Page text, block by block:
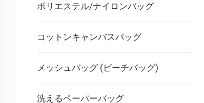
ポリエステル/ナイロンバッグ
コットンキャンバスバッグ
メッシュバッグ (ビーチバッグ)
洗えるペーパーバッグ